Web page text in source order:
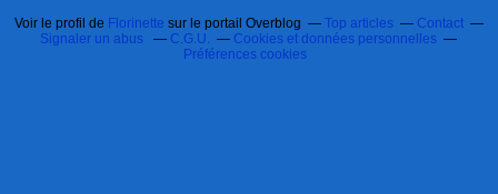
Voir le profil de Florinette sur le portail Overblog Top articles
Contact
Signaler un abus
C.G.U.
Cookies et données personnelles
Préférences cookies